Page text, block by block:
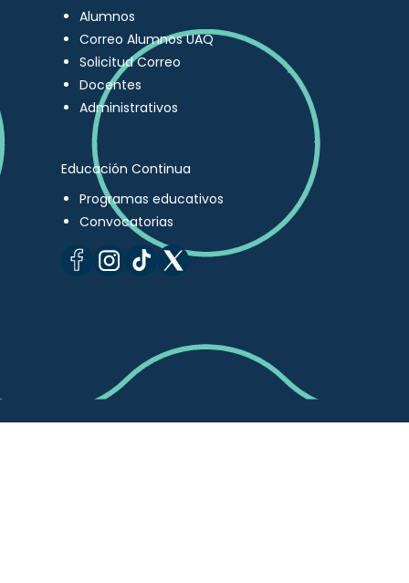
Alumnos
Correo Alumnos UAQ
Solicitud Correo
Docentes
Administrativos
Educación Continua
Programas educativos
Convocatorias